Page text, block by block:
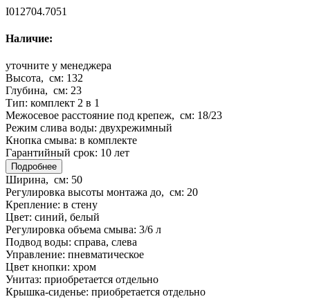
I012704.7051
Наличие:
уточните у менеджера
Высота, см: 132
Глубина, см: 23
Тип: комплект 2 в 1
Межосевое расстояние под крепеж, см: 18/23
Режим слива воды: двухрежимный
Кнопка смыва: в комплекте
Гарантийный срок: 10 лет
Подробнее
Ширина, см: 50
Регулировка высоты монтажа до, см: 20
Крепление: в стену
Цвет: синий, белый
Регулировка объема смыва: 3/6 л
Подвод воды: справа, слева
Управление: пневматическое
Цвет кнопки: хром
Унитаз: приобретается отдельно
Крышка-сиденье: приобретается отдельно